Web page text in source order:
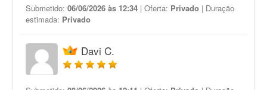
Submetido: 06/06/2026 às 12:34 | Oferta: Privado | Duração
estimada: Privado
Davi C.